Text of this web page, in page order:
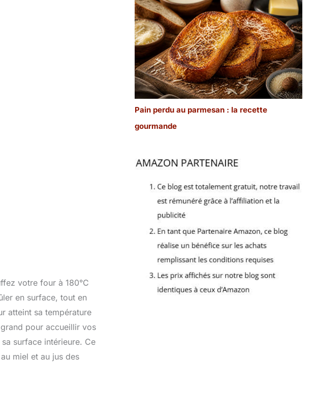
votre four à 180°C
en surface, tout en
atteint sa température
pour accueillir vos
surface intérieure. Ce
miel et au jus des
Pain perdu au parmesan : la recette
gourmande